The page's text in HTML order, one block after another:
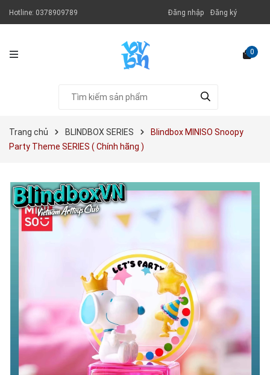
Hotline: 0378909789 Đăng nhập Đăng ký
0
Trang chủ BLINDBOX SERIES
Blindbox MINISO Snoopy
Party Theme SERIES ( Chính hãng )